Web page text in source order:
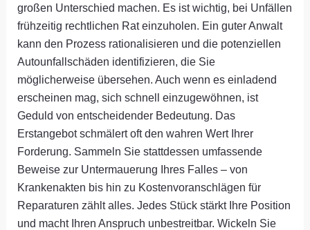
großen Unterschied machen. Es ist wichtig, bei Unfällen
frühzeitig rechtlichen Rat einzuholen. Ein guter Anwalt
kann den Prozess rationalisieren und die potenziellen
Autounfallschäden identifizieren, die Sie
möglicherweise übersehen. Auch wenn es einladend
erscheinen mag, sich schnell einzugewöhnen, ist
Geduld von entscheidender Bedeutung. Das
Erstangebot schmälert oft den wahren Wert Ihrer
Forderung. Sammeln Sie stattdessen umfassende
Beweise zur Untermauerung Ihres Falles – von
Krankenakten bis hin zu Kostenvoranschlägen für
Reparaturen zählt alles. Jedes Stück stärkt Ihre Position
und macht Ihren Anspruch unbestreitbar. Wickeln Sie